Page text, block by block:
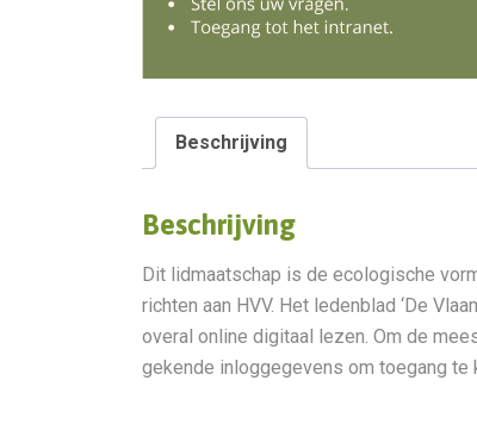
Beschrijving
Beschrijving
Dit lidmaatschap is de ecologische
richten aan HVV. Het ledenblad ‘De
overal online digitaal lezen. Om de
gekende inloggegevens om toegang te